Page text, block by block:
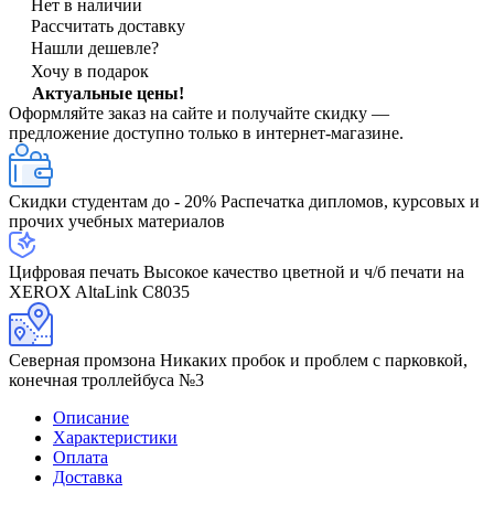
Нет в наличии
Рассчитать доставку
Нашли дешевле?
Хочу в подарок
Актуальные цены!
Оформляйте заказ на сайте и получайте скидку —
предложение доступно только в интернет‑магазине.
Скидки студентам до - 20% Распечатка дипломов, курсовых и
прочих учебных материалов
Цифровая печать Высокое качество цветной и ч/б печати на
XEROX AltaLink C8035
Северная промзона Никаких пробок и проблем с парковкой,
конечная троллейбуса №3
Описание
Характеристики
Оплата
Доставка